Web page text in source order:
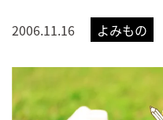
2006.11.16 よみもの